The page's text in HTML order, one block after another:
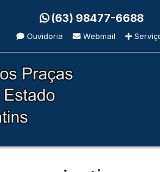
(63) 98477-6688
Ouvidoria Webmail